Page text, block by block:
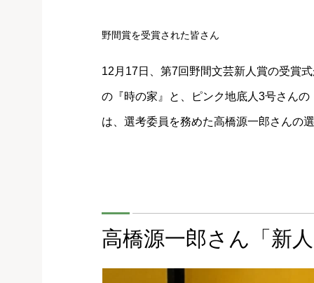
野間賞を受賞された皆さん
12月17日、第7回野間文芸新人賞の受賞
の『時の家』と、ピンク地底人3号さん
は、選考委員を務めた高橋源一郎さんの
高橋源一郎さん「新